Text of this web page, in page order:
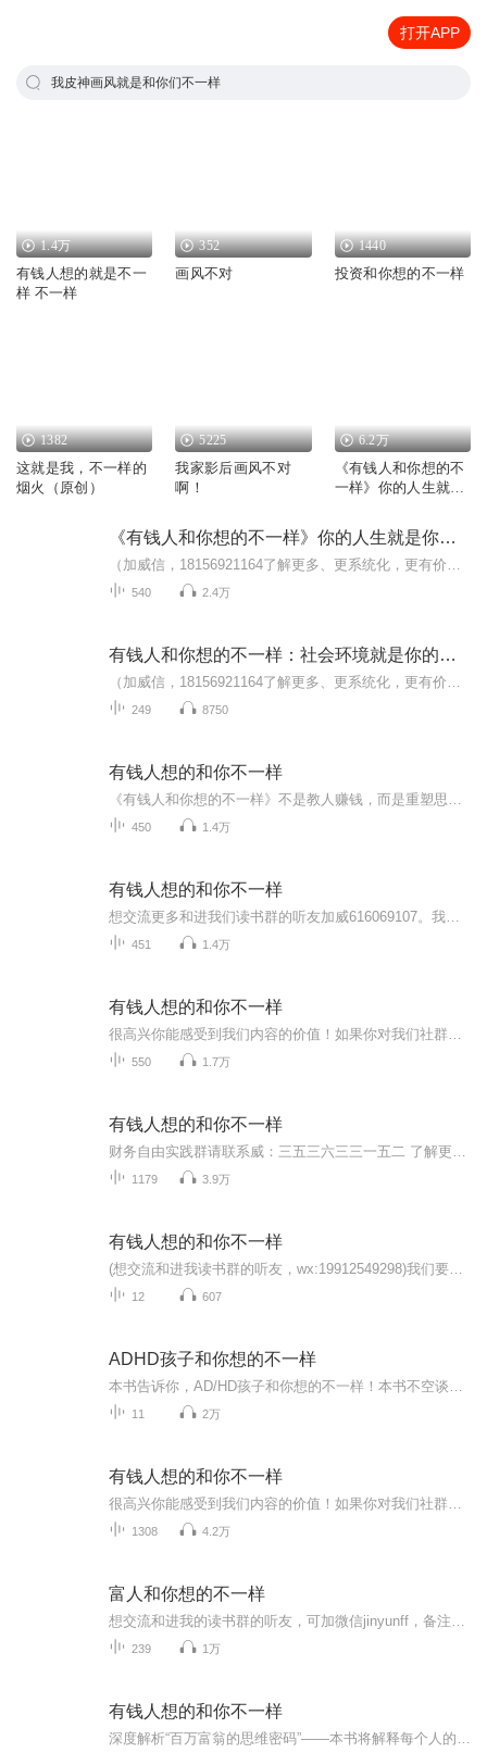
打开APP
我皮神画风就是和你们不一样
1.4万
有钱人想的就是不一
样 不一样
352
画风不对
1440
投资和你想的不一样
1382
这就是我，不一样的
烟火（原创）
5225
我家影后画风不对
啊！
6.2万
《有钱人和你想的不
一样》你的人生就是
《有钱人和你想的不一样》你的人生就是你的想法决定的
540 2.4万
有钱人和你想的不一样：社会环境就是你的实验室
249 8750
有钱人想的和你不一样
450 1.4万
有钱人想的和你不一样
451 1.4万
有钱人想的和你不一样
550 1.7万
有钱人想的和你不一样
1179 3.9万
有钱人想的和你不一样
12 607
ADHD孩子和你想的不一样
11 2万
有钱人想的和你不一样
1308 4.2万
富人和你想的不一样
239 1万
有钱人想的和你不一样